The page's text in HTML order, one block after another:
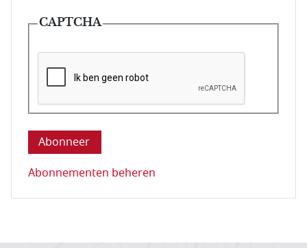
CAPTCHA
Deze vraag is om te controleren dat u een mens
Abonnementen beheren